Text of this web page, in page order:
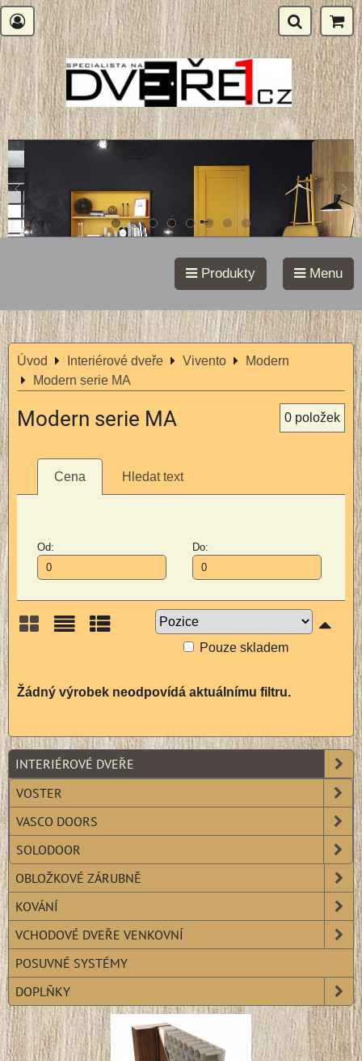
Produkty Menu
Úvod Interiérové dveře Vivento
Modern
Modern serie MA
Modern serie MA 0 položek
Cena Hledat text
Od: Do:
Pouze skladem
INTERIÉROVÉ DVEŘE
VOSTER
VASCO DOORS
SOLODOOR
OBLOŽKOVÉ ZÁRUBNĚ
KOVÁNÍ
VCHODOVÉ DVEŘE VENKOVNÍ
POSUVNÉ SYSTÉMY
DOPLŇKY